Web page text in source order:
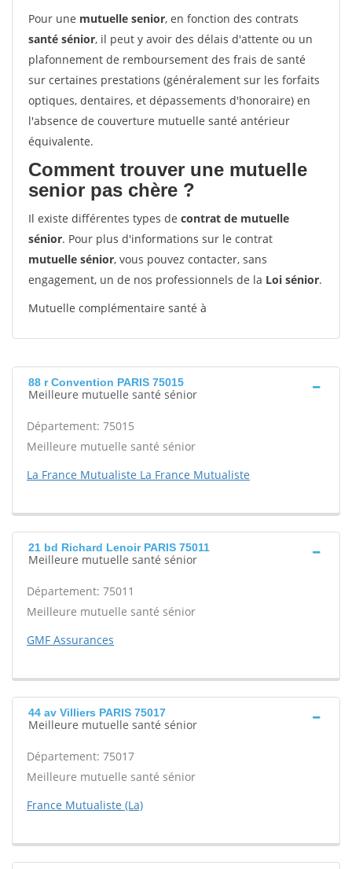
Pour une mutuelle senior, en fonction des contrats
santé sénior, il peut y avoir des délais d'attente ou un
plafonnement de remboursement des frais de santé
sur certaines prestations (généralement sur les forfaits
optiques, dentaires, et dépassements d'honoraire) en
l'absence de couverture mutuelle santé antérieur
équivalente.
Comment trouver une mutuelle
senior pas chère ?
Il existe différentes types de contrat de mutuelle
sénior. Pour plus d'informations sur le contrat
mutuelle sénior, vous pouvez contacter, sans
engagement, un de nos professionnels de la Loi sénior.
Mutuelle complémentaire santé à
88 r Convention PARIS 75015
Meilleure mutuelle santé sénior
Département: 75015
Meilleure mutuelle santé sénior
La France Mutualiste La France Mutualiste
21 bd Richard Lenoir PARIS 75011
Meilleure mutuelle santé sénior
Département: 75011
Meilleure mutuelle santé sénior
GMF Assurances
44 av Villiers PARIS 75017
Meilleure mutuelle santé sénior
Département: 75017
Meilleure mutuelle santé sénior
France Mutualiste (La)